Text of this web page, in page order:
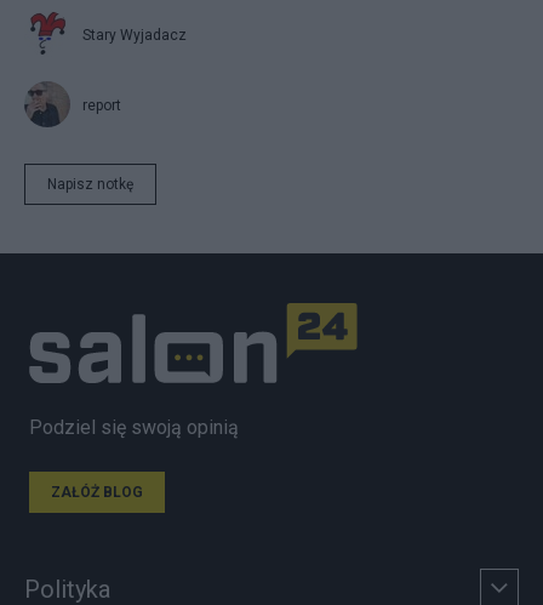
Stary Wyjadacz
report
Napisz notkę
Podziel się swoją opinią
ZAŁÓŻ BLOG
Polityka